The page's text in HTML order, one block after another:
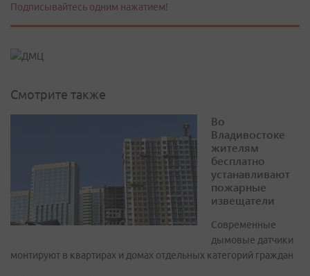
Подписывайтесь одним нажатием!
Смотрите также
Во
Владивостоке
жителям
бесплатно
устанавливают
пожарные
извещатели
Современные
дымовые датчики
монтируют в квартирах и домах отдельных категорий граждан